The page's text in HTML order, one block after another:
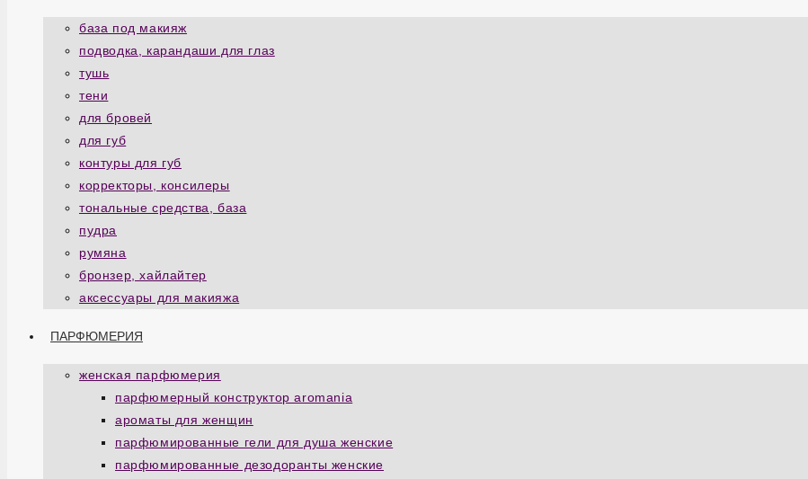
база под макияж
подводка, карандаши для глаз
тушь
тени
для бровей
для губ
контуры для губ
корректоры, консилеры
тональные средства, база
пудра
румяна
бронзер, хайлайтер
аксессуары для макияжа
ПАРФЮМЕРИЯ
женская парфюмерия
парфюмерный конструктор aromania
ароматы для женщин
парфюмированные гели для душа женские
парфюмированные дезодоранты женские